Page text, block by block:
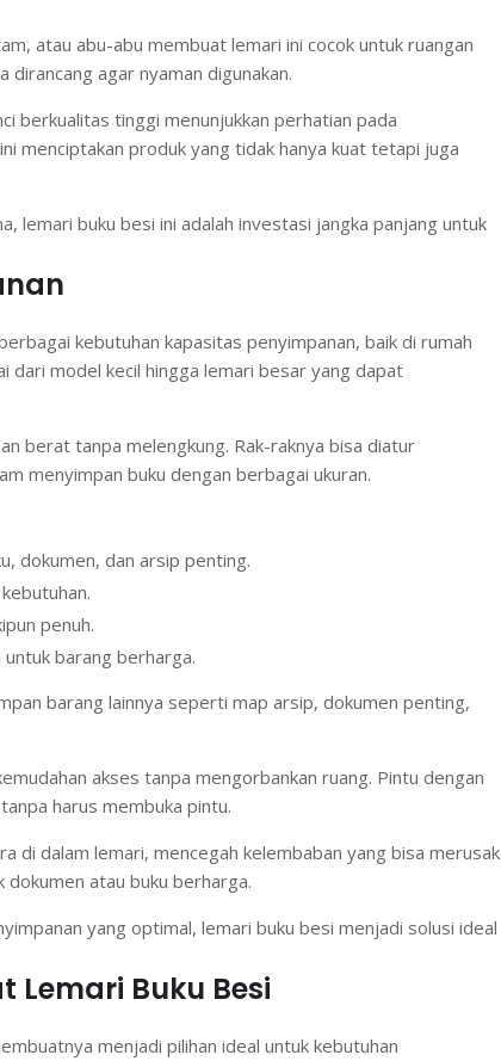
atau abu-abu membuat lemari ini cocok untuk ruangan
agar nyaman digunakan.
berkualitas tinggi menunjukkan perhatian pada
menciptakan produk yang tidak hanya kuat tetapi juga
lemari buku besi ini adalah investasi jangka panjang untuk
kebutuhan kapasitas penyimpanan, baik di rumah
dari model kecil hingga lemari besar yang dapat
berat tanpa melengkung. Rak-raknya bisa diatur
menyimpan buku dengan berbagai ukuran.
dokumen, dan arsip penting.
penuh.
barang berharga.
barang lainnya seperti map arsip, dokumen penting,
akses tanpa mengorbankan ruang. Pintu dengan
harus membuka pintu.
di dalam lemari, mencegah kelembaban yang bisa merusak
atau buku berharga.
yang optimal, lemari buku besi menjadi solusi ideal
Buku Besi
menjadi pilihan ideal untuk kebutuhan